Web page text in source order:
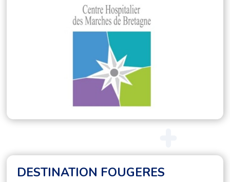
DESTINATION FOUGERES